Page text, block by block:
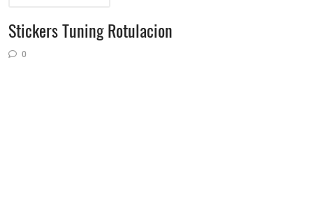
Stickers Tuning Rotulacion
0